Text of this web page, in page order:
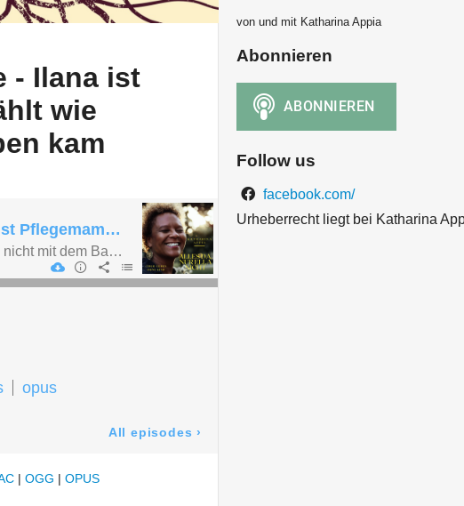
- Ilana ist
wie
kam
Familie über Umwege - Ilana ist Pflegemama und erzählt wie Mausezahn in ihr Leben kam
„Mama ist man mit dem Herzen und nicht mit dem Bauch.“
opus
All episodes ›
| OGG | OPUS
von und mit Katharina Appia
Abonnieren
Follow us
facebook.com/
Urheberrecht liegt bei Katharina